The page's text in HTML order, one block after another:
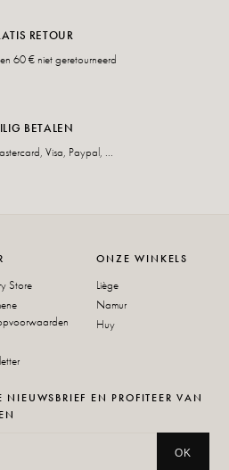
RETOUR
60 € niet geretourneerd
BETALEN
Visa, Paypal, ...
Store
ONZE WINKELS
Liège
Namur
Huy
EN PROFITEER VAN
OK